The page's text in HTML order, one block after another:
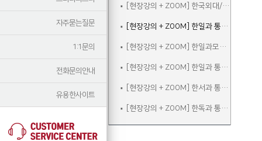
자주묻는질문
1:1문의
전화문의안내
유용한사이트
[현장강의 + ZOOM] 한국외대/서울외대 한일과 면접대비반
[현장강의 + ZOOM] 한일과 통대입시 종합반
[현장강의 + ZOOM] 한일과모의고사반
[현장강의 + ZOOM] 한일과 통대입시반
[현장강의 + ZOOM] 한서과 통대입시반
[현장강의 + ZOOM] 한독과 통대입시반